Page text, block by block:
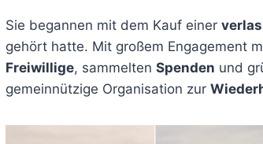
Sie begannen mit dem Kauf einer
gehört hatte. Mit großem Engagement
Freiwillige, sammelten Spenden und
gemeinnützige Organisation zur